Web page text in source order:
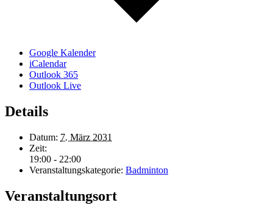
Google Kalender
iCalendar
Outlook 365
Outlook Live
Details
Datum: 7. März 2031
Zeit:
19:00 - 22:00
Veranstaltungskategorie: Badminton
Veranstaltungsort